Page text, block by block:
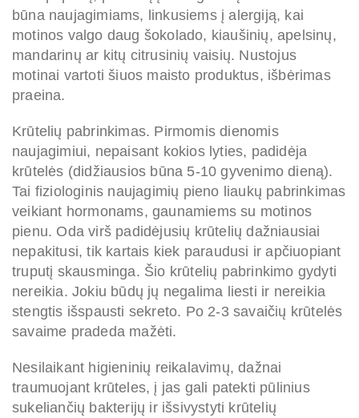
būna naujagimiams, linkusiems į alergiją, kai
motinos valgo daug šokolado, kiaušinių, apelsinų,
mandarinų ar kitų citrusinių vaisių. Nustojus
motinai vartoti šiuos maisto produktus, išbėrimas
praeina.
Krūtelių pabrinkimas. Pirmomis dienomis
naujagimiui, nepaisant kokios lyties, padidėja
krūtelės (didžiausios būna 5-10 gyvenimo dieną).
Tai fiziologinis naujagimių pieno liaukų pabrinkimas
veikiant hormonams, gaunamiems su motinos
pienu. Oda virš padidėjusių krūtelių dažniausiai
nepakitusi, tik kartais kiek paraudusi ir apčiuopiant
truputį skausminga. Šio krūtelių pabrinkimo gydyti
nereikia. Jokiu būdų jų negalima liesti ir nereikia
stengtis išspausti sekreto. Po 2-3 savaičių krūtelės
savaime pradeda mažėti.
Nesilaikant higieninių reikalavimų, dažnai
traumuojant krūteles, į jas gali patekti pūlinius
sukeliančių bakterijų ir išsivystyti krūtelių